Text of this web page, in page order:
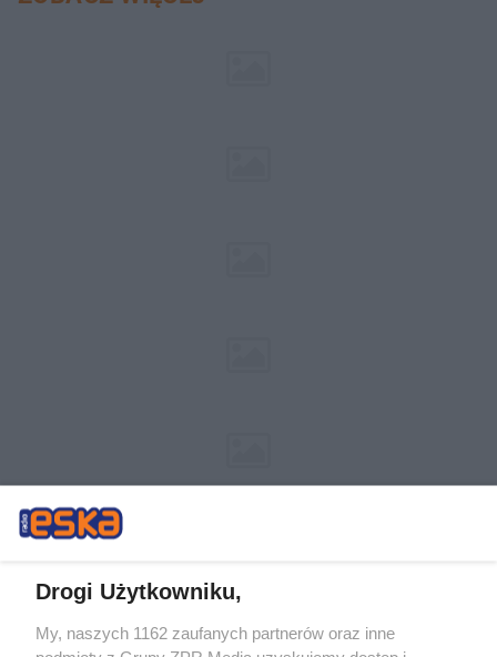
Żaden utwór zamieszczony w serwisie nie może być powielany i
Drogi Użytkowniku,
My, naszych 1162 zaufanych partnerów oraz inne